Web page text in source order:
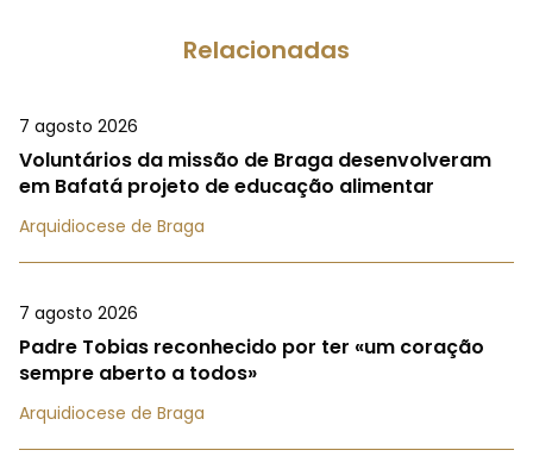
Relacionadas
7 agosto 2026
Voluntários da missão de Braga desenvolveram
em Bafatá projeto de educação alimentar
Arquidiocese de Braga
7 agosto 2026
Padre Tobias reconhecido por ter «um coração
sempre aberto a todos»
Arquidiocese de Braga